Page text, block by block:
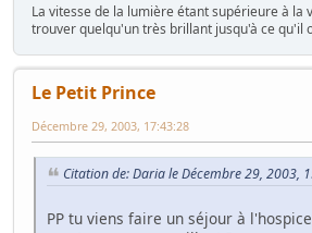
La vitesse de la lumière étant supérieure à la
trouver quelqu'un très brillant jusqu'à ce qu'il
Le Petit Prince
Décembre 29, 2003, 17:43:28
Citation de: Daria le Décembre 29, 2003,
PP tu viens faire un séjour à